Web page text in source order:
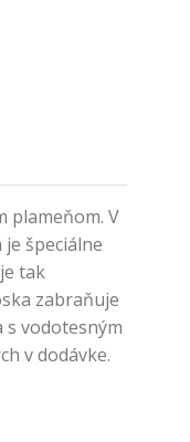
plameňom. V
špeciálne
tak
zabraňuje
s vodotesným
v dodávke.